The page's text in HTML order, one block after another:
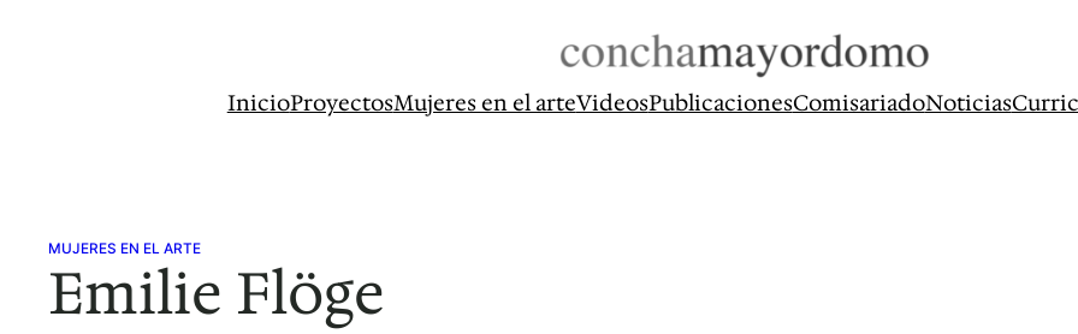
InicioProyectosMujeres en el arteVideosPublicacionesComisariadoNoticias
MUJERES EN EL ARTE
Emilie Flöge